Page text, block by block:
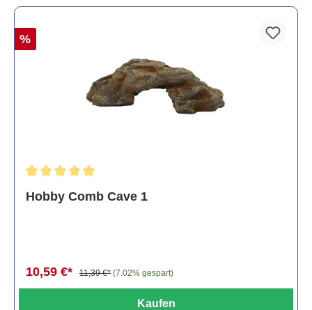
%
Hobby Comb Cave 1
10,59 €* 11,39 €* (7.02% gespart)
Kaufen